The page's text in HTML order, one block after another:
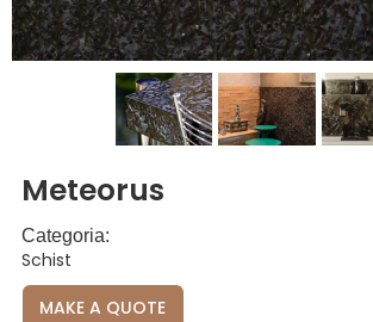
Meteorus
Categoria:
Schist
MAKE A QUOTE